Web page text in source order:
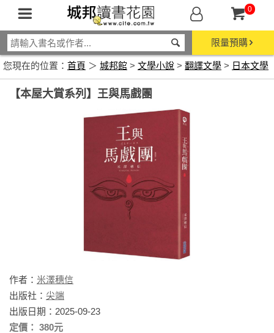
0
限量預購
您現在的位置： 首頁 ＞ 城邦館 > 文學小說 > 翻譯文學 > 日本文學
【本屋大賞系列】王與馬戲團
作者： 米澤穗信
出版社： 尖端
出版日期：2025-09-23
定價： 380元